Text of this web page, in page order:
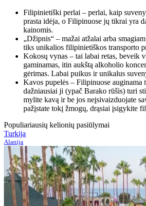
Filipinietiški perlai – perlai, kaip
prasta idėja, o Filipinuose jų tikrai yra
kainomis.
„Džipnis“ – mažai atžalai arba
tiks unikalios filipinietiškos transporto
Kokosų vynas – tai labai retas, beveik
gaminamas, itin aukštą alkoholio
gėrimas. Labai puikus ir unikalus
Kavos pupelės – Filipinuose auginama
dažniausiai ji (ypač Barako rūšis) turi
mylite kavą ir be jos neįsivaizduojate
pažįstate tokį žmogų, drąsiai įsigykite
Populiariausių kelionių pasiūlymai
Turkija
Alanija